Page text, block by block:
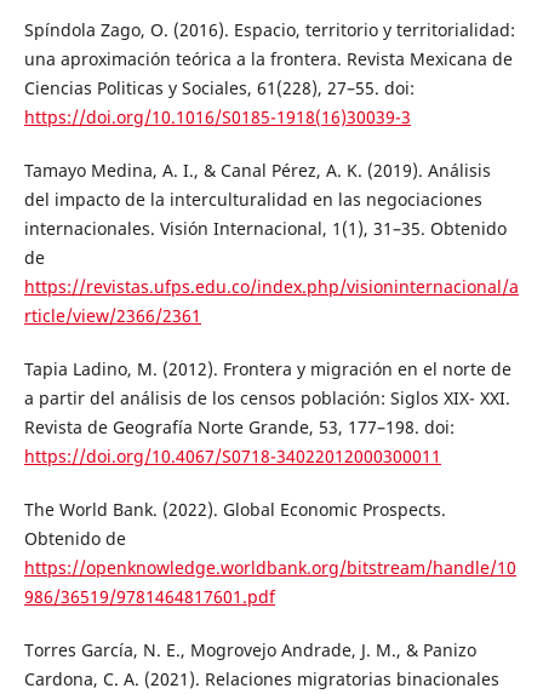
Spíndola Zago, O. (2016). Espacio, territorio y territorialidad:
una aproximación teórica a la frontera. Revista Mexicana de
Ciencias Politicas y Sociales, 61(228), 27–55. doi:
https://doi.org/10.1016/S0185-1918(16)30039-3
Tamayo Medina, A. I., & Canal Pérez, A. K. (2019). Análisis
del impacto de la interculturalidad en las negociaciones
internacionales. Visión Internacional, 1(1), 31–35. Obtenido
de
https://revistas.ufps.edu.co/index.php/visioninternacional/a
rticle/view/2366/2361
Tapia Ladino, M. (2012). Frontera y migración en el norte de
a partir del análisis de los censos población: Siglos XIX- XXI.
Revista de Geografía Norte Grande, 53, 177–198. doi:
https://doi.org/10.4067/S0718-34022012000300011
The World Bank. (2022). Global Economic Prospects.
Obtenido de
https://openknowledge.worldbank.org/bitstream/handle/10
986/36519/9781464817601.pdf
Torres García, N. E., Mogrovejo Andrade, J. M., & Panizo
Cardona, C. A. (2021). Relaciones migratorias binacionales